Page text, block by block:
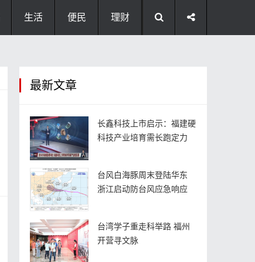
生活 便民 理财
最新文章
长鑫科技上市启示：福建硬
科技产业培育需长跑定力
台风白海豚周末登陆华东
浙江启动防台风应急响应
台湾学子重走科举路 福州
开营寻文脉